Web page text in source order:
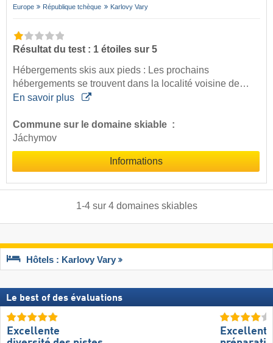
Europe République tchèque Karlovy Vary
Résultat du test : 1 étoiles sur 5
Hébergements skis aux pieds : Les prochains
hébergements se trouvent dans la localité voisine de…
En savoir plus
Commune sur le domaine skiable :
Jáchymov
Informations
1-4sur 4 domaines skiables
Hôtels : Karlovy Vary
Le best of des évaluations
Excellente
Excellente